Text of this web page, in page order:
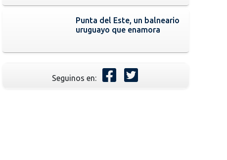
Punta del Este, un balneario
uruguayo que enamora
Seguinos en: